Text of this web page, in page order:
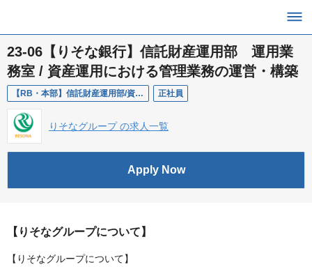
23-06【りそな銀行】信託財産運用部 運用業
務室 / 資産運用における管理業務の運営・構築
【RB・本部】信託財産運用部/資産運用における管理業務の運営・構築 正社員
りそなグループ の求人一覧
Apply Now
【りそなグループについて】
【りそなグループについて】